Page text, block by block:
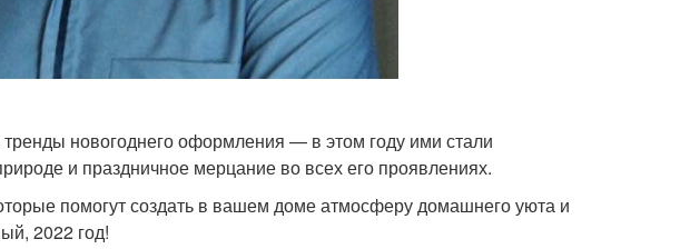
новогоднего оформления — в этом году ими стали
и праздничное мерцание во всех его проявлениях.
помогут создать в вашем доме атмосферу домашнего уюта и
2022 год!